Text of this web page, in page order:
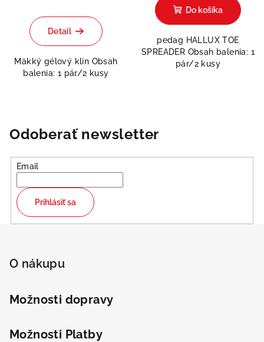
Detail
Mäkký gélový klin Obsah
balenia: 1 pár/2 kusy
Do košíka
pedag HALLUX TOE
SPREADER Obsah balenia: 1
pár/2 kusy
Odoberať newsletter
Email
Prihlásiť sa
O nákupu
Možnosti dopravy
Možnosti Platby